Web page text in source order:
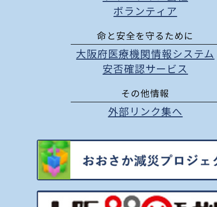
ボランティア
命と安全を守るために
大阪府医療機関情報システム
安否確認サービス
その他情報
外部リンク集へ